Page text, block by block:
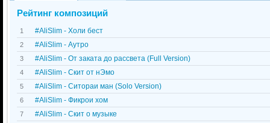
Рейтинг композиций
1 #AliSlim - Холи бест
2 #AliSlim - Аутро
3 #AliSlim - От заката до рассвета (Full Version)
4 #AliSlim - Скит от нЭмо
5 #AliSlim - Ситораи ман (Solo Version)
6 #AliSlim - Фикрои хом
7 #AliSlim - Скит о музыке